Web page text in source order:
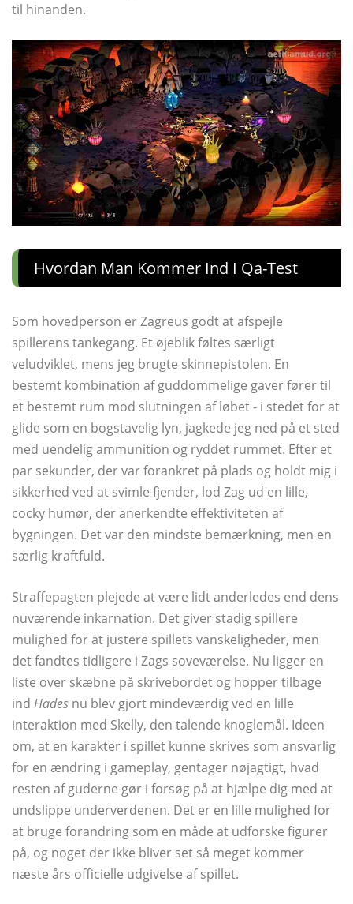
til hinanden.
Hvordan Man Kommer Ind I Qa-Test
Som hovedperson er Zagreus godt at afspejle
spillerens tankegang. Et øjeblik føltes særligt
veludviklet, mens jeg brugte skinnepistolen. En
bestemt kombination af guddommelige gaver fører til
et bestemt rum mod slutningen af ​​løbet - i stedet for at
glide som en bogstavelig lyn, jagkede jeg ned på et sted
med uendelig ammunition og ryddet rummet. Efter et
par sekunder, der var forankret på plads og holdt mig i
sikkerhed ved at svimle fjender, lod Zag ud en lille,
cocky humør, der anerkendte effektiviteten af ​​
bygningen. Det var den mindste bemærkning, men en
særlig kraftfuld.
Straffepagten plejede at være lidt anderledes end dens
nuværende inkarnation. Det giver stadig spillere
mulighed for at justere spillets vanskeligheder, men
det fandtes tidligere i Zags soveværelse. Nu ligger en
liste over skæbne på skrivebordet og hopper tilbage
ind Hades nu blev gjort mindeværdig ved en lille
interaktion med Skelly, den talende knoglemål. Ideen
om, at en karakter i spillet kunne skrives som ansvarlig
for en ændring i gameplay, gentager nøjagtigt, hvad
resten af ​​guderne gør i forsøg på at hjælpe dig med at
undslippe underverdenen. Det er en lille mulighed for
at bruge forandring som en måde at udforske figurer
på, og noget der ikke bliver set så meget kommer
næste års officielle udgivelse af spillet.